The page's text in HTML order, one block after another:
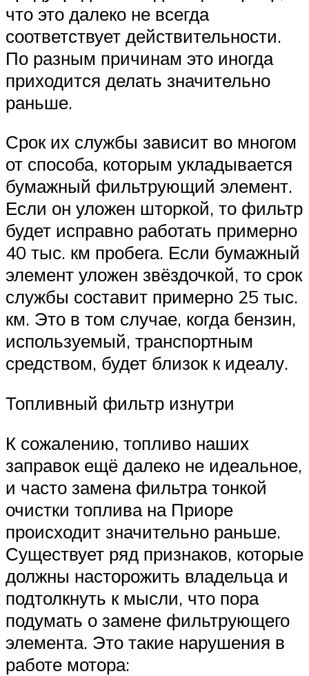
Меню
что это далеко не всегда
соответствует действительности.
По разным причинам это иногда
приходится делать значительно
раньше.
Срок их службы зависит во многом
от способа, которым укладывается
бумажный фильтрующий элемент.
Если он уложен шторкой, то фильтр
будет исправно работать примерно
40 тыс. км пробега. Если бумажный
элемент уложен звёздочкой, то срок
службы составит примерно 25 тыс.
км. Это в том случае, когда бензин,
используемый, транспортным
средством, будет близок к идеалу.
Топливный фильтр изнутри
К сожалению, топливо наших
заправок ещё далеко не идеальное,
и часто замена фильтра тонкой
очистки топлива на Приоре
происходит значительно раньше.
Существует ряд признаков, которые
должны насторожить владельца и
подтолкнуть к мысли, что пора
подумать о замене фильтрующего
элемента. Это такие нарушения в
работе мотора: